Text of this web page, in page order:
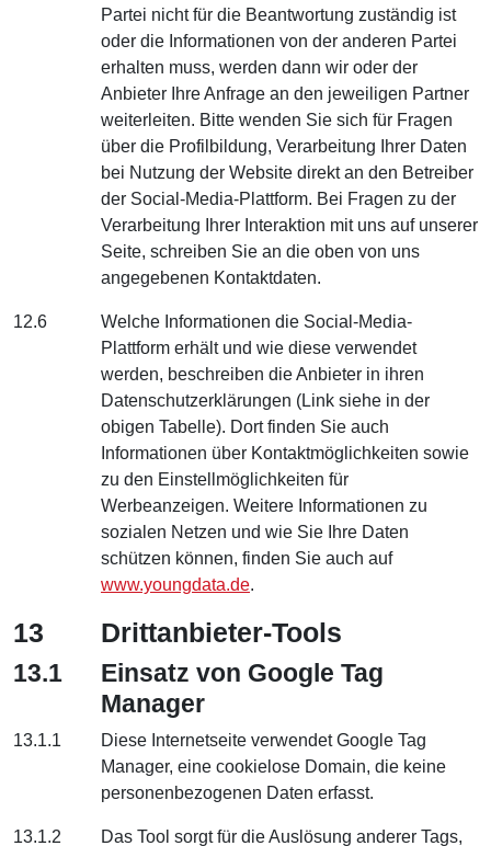
Partei nicht für die Beantwortung zuständig ist
oder die Informationen von der anderen Partei
erhalten muss, werden dann wir oder der
Anbieter Ihre Anfrage an den jeweiligen Partner
weiterleiten. Bitte wenden Sie sich für Fragen
über die Profilbildung, Verarbeitung Ihrer Daten
bei Nutzung der Website direkt an den Betreiber
der Social-Media-Plattform. Bei Fragen zu der
Verarbeitung Ihrer Interaktion mit uns auf unserer
Seite, schreiben Sie an die oben von uns
angegebenen Kontaktdaten.
12.6
Welche Informationen die Social-Media-
Plattform erhält und wie diese verwendet
werden, beschreiben die Anbieter in ihren
Datenschutzerklärungen (Link siehe in der
obigen Tabelle). Dort finden Sie auch
Informationen über Kontaktmöglichkeiten sowie
zu den Einstellmöglichkeiten für
Werbeanzeigen. Weitere Informationen zu
sozialen Netzen und wie Sie Ihre Daten
schützen können, finden Sie auch auf
www.youngdata.de.
13 Drittanbieter-Tools
13.1
Einsatz von Google Tag
Manager
13.1.1
Diese Internetseite verwendet Google Tag
Manager, eine cookielose Domain, die keine
personenbezogenen Daten erfasst.
13.1.2
Das Tool sorgt für die Auslösung anderer Tags,